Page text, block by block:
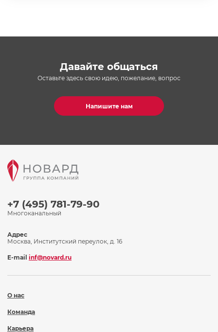
Давайте общаться
Оставьте здесь свою идею, пожелание, вопрос
Напишите нам
+7 (495) 781-79-90
Многоканальный
О нас
Команда
Карьера
Адрес
Москва, Институтский переулок, д. 16
E-mail inf@novard.ru